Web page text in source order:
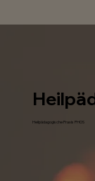
Heilpädagogische Praxis PHOS